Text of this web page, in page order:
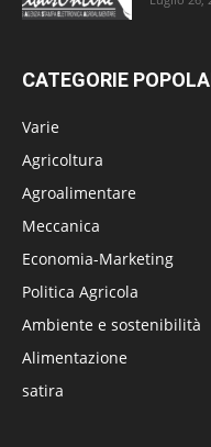
CATEGORIE
Varie
Agricoltura
Agroalimentare
Meccanica
Economia-Marketing
Politica Agricola
Ambiente e sostenibilità
Alimentazione
satira